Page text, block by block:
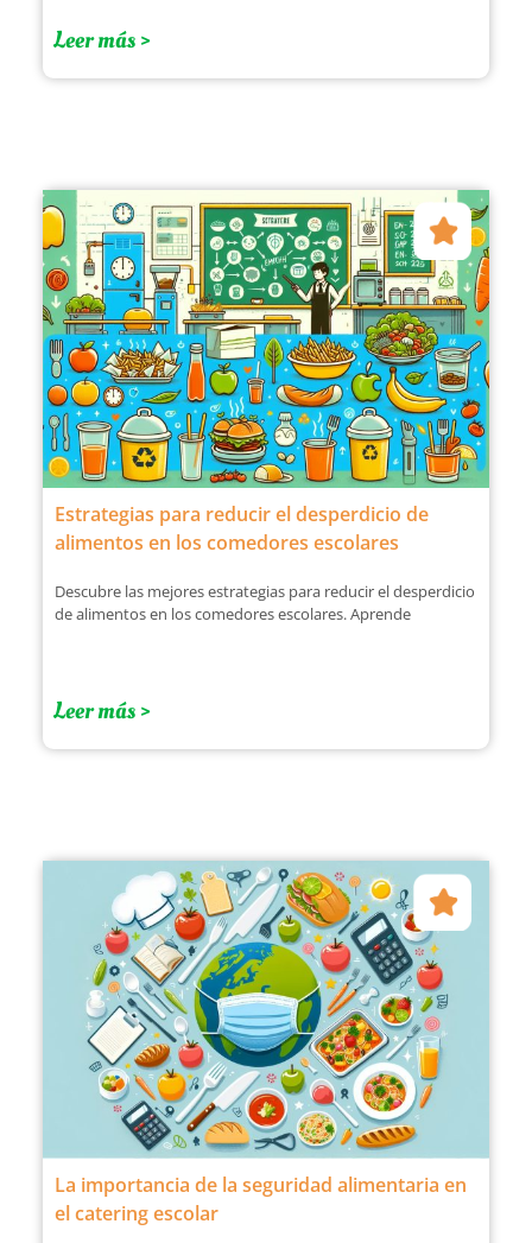
Leer más >
Estrategias para reducir el desperdicio de
alimentos en los comedores escolares
Descubre las mejores estrategias para reducir el desperdicio
de alimentos en los comedores escolares. Aprende
Leer más >
La importancia de la seguridad alimentaria en
el catering escolar